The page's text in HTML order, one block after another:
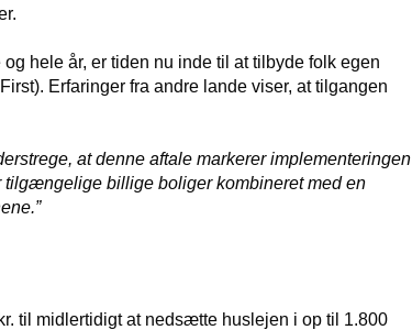
hele år, er tiden nu inde til at tilbyde folk egen
Erfaringer fra andre lande viser, at tilgangen
at denne aftale markerer implementeringen
billige boliger kombineret med en
til midlertidigt at nedsætte huslejen i op til 1.800